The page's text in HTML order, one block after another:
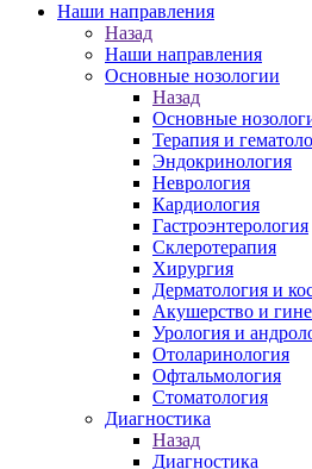
Наши направления
Назад
Наши направления
Основные нозологии
Назад
Основные
Терапия и
Эндокринология
Неврология
Кардиология
Гастроэнтерология
Склеротерапия
Хирургия
Дерматология и
Акушерство и
Урология и
Отоларинология
Офтальмология
Стоматология
Диагностика
Назад
Диагностика